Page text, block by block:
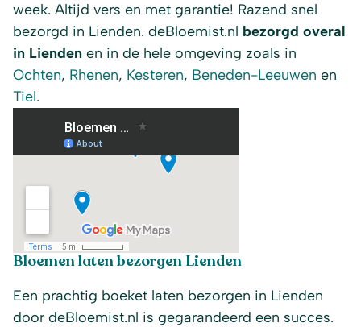
week. Altijd vers en met garantie! Razend snel
bezorgd in Lienden. deBloemist.nl bezorgd overal
in Lienden en in de hele omgeving zoals in
Ochten, Rhenen, Kesteren, Beneden-Leeuwen en
Tiel.
Bloemen laten bezorgen Lienden
Een prachtig boeket laten bezorgen in Lienden
door deBloemist.nl is gegarandeerd een succes.